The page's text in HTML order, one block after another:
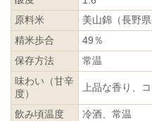
原料米
美山錦（長野県
精米歩合
49％
保存方法
常温
味わい（甘辛
度）
上品な香り、
飲み頃温度 冷酒、常温